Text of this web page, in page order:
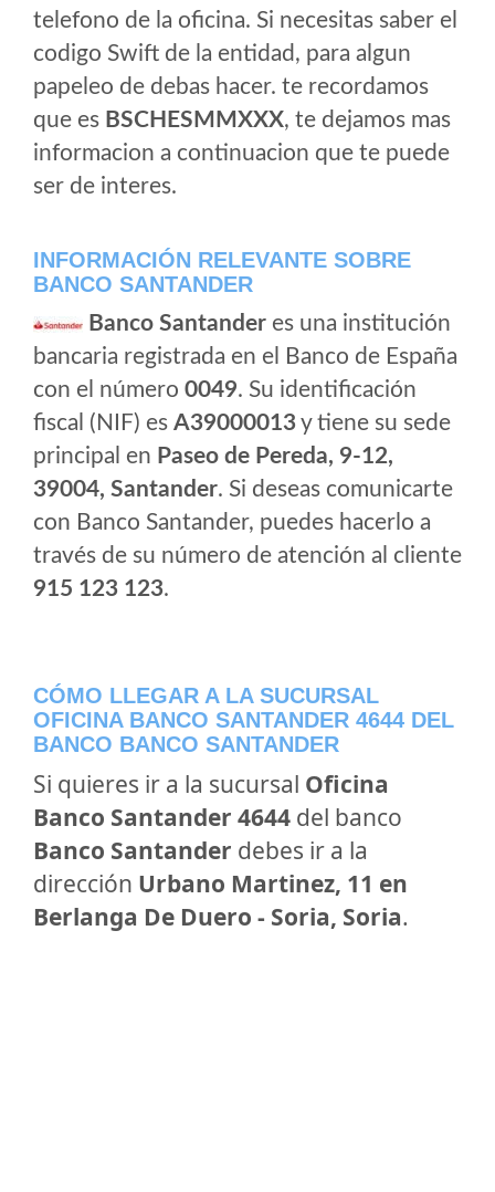
telefono de la oficina. Si necesitas saber el
codigo Swift de la entidad, para algun
papeleo de debas hacer. te recordamos
que es BSCHESMMXXX, te dejamos mas
informacion a continuacion que te puede
ser de interes.
INFORMACIÓN RELEVANTE SOBRE
BANCO SANTANDER
Banco Santander es una institución
bancaria registrada en el Banco de España
con el número 0049. Su identificación
fiscal (NIF) es A39000013y tiene su sede
principal en Paseo de Pereda, 9-12,
39004, Santander. Si deseas comunicarte
con Banco Santander, puedes hacerlo a
través de su número de atención al cliente
915 123 123.
CÓMO LLEGAR A LA SUCURSAL
OFICINA BANCO SANTANDER 4644 DEL
BANCO BANCO SANTANDER
Si quieres ir a la sucursal Oficina
Banco Santander 4644 del banco
Banco Santander debes ir a la
dirección Urbano Martinez, 11 en
Berlanga De Duero - Soria, Soria.